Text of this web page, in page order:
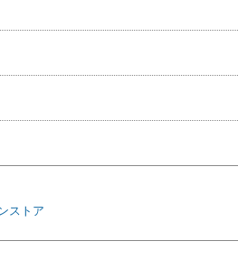
ストア